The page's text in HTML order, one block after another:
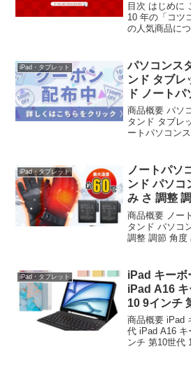
目次 はじめに
10 年の「コツ
の人気商品に
す！ この記事
この商品の実
iPad・タブレット
パソコンス
ンド タブレ
ド ノート
調整 姿勢改
商品概要 パソ
タンド タブレ
ートパソコン
pc 台 パソコ
iPad・タブレット
ノートパソ
ンド パソコ
み さ 調整
ク
商品概要 ノー
タンド パソコ
調整 調節 角度
Macbook iP...
iPad・タブレット
iPad キーボ
iPad A16 キ
10 9インチ
商品概要 iPad
代 iPad A16 キ
ンチ 第10世代